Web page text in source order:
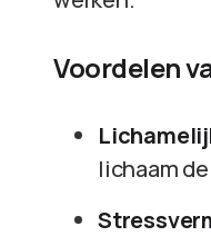
Voordelen
lichaam